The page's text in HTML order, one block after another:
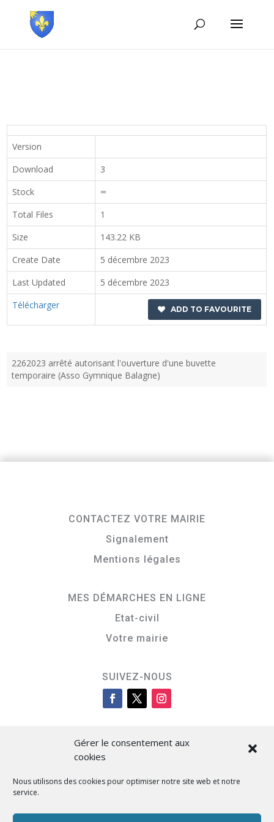
Gérer le consentement aux
cookies
Nous utilisons des cookies pour optimiser notre site web et notre
service.
Version
Download
3
Stock
∞
Total Files
1
Size
143.22 KB
Create Date
5 décembre 2023
Last Updated
5 décembre 2023
Télécharger
ADD TO FAVOURITE
2262023 arrêté autorisant l'ouverture d'une buvette
temporaire (Asso Gymnique Balagne)
CONTACTEZ VOTRE MAIRIE
Signalement
Mentions légales
MES DÉMARCHES EN LIGNE
Etat-civil
Votre mairie
SUIVEZ-NOUS
Cità di L’Isula